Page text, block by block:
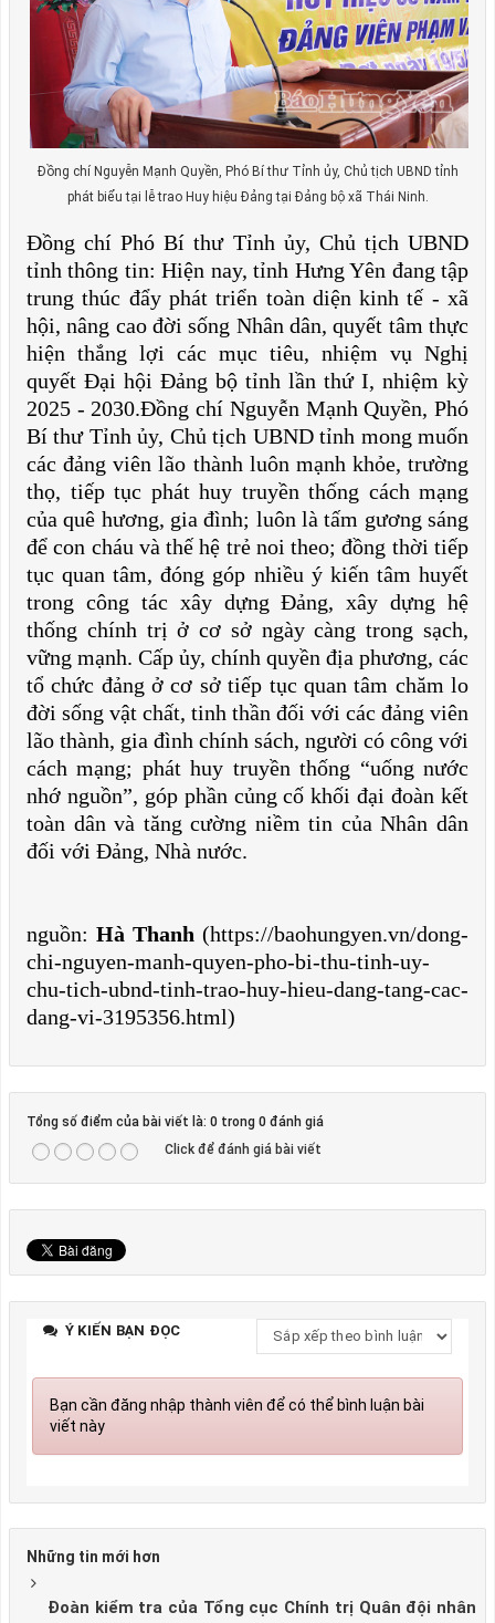
Đồng chí Nguyễn Mạnh Quyền, Phó Bí thư Tỉnh ủy, Chủ tịch UBND tỉnh
phát biểu tại lễ trao Huy hiệu Đảng tại Đảng bộ xã Thái Ninh.
Đồng chí Phó Bí thư Tỉnh ủy, Chủ tịch UBND
tỉnh thông tin: Hiện nay, tỉnh Hưng Yên đang tập
trung thúc đẩy phát triển toàn diện kinh tế - xã
hội, nâng cao đời sống Nhân dân, quyết tâm thực
hiện thắng lợi các mục tiêu, nhiệm vụ Nghị
quyết Đại hội Đảng bộ tỉnh lần thứ I, nhiệm kỳ
2025 - 2030.Đồng chí Nguyễn Mạnh Quyền, Phó
Bí thư Tỉnh ủy, Chủ tịch UBND tỉnh mong muốn
các đảng viên lão thành luôn mạnh khỏe, trường
thọ, tiếp tục phát huy truyền thống cách mạng
của quê hương, gia đình; luôn là tấm gương sáng
để con cháu và thế hệ trẻ noi theo; đồng thời tiếp
tục quan tâm, đóng góp nhiều ý kiến tâm huyết
trong công tác xây dựng Đảng, xây dựng hệ
thống chính trị ở cơ sở ngày càng trong sạch,
vững mạnh. Cấp ủy, chính quyền địa phương, các
tổ chức đảng ở cơ sở tiếp tục quan tâm chăm lo
đời sống vật chất, tinh thần đối với các đảng viên
lão thành, gia đình chính sách, người có công với
cách mạng; phát huy truyền thống “uống nước
nhớ nguồn”, góp phần củng cố khối đại đoàn kết
toàn dân và tăng cường niềm tin của Nhân dân
đối với Đảng, Nhà nước.
nguồn: Hà Thanh (https://baohungyen.vn/dong-
chi-nguyen-manh-quyen-pho-bi-thu-tinh-uy-
chu-tich-ubnd-tinh-trao-huy-hieu-dang-tang-cac-
dang-vi-3195356.html)
Tổng số điểm của bài viết là: 0 trong 0 đánh giá
Click để đánh giá bài viết
Ý KIẾN BẠN ĐỌC
Bạn cần đăng nhập thành viên để có thể bình luận bài
viết này
Những tin mới hơn
Đoàn kiểm tra của Tổng cục Chính trị Quân đội nhân